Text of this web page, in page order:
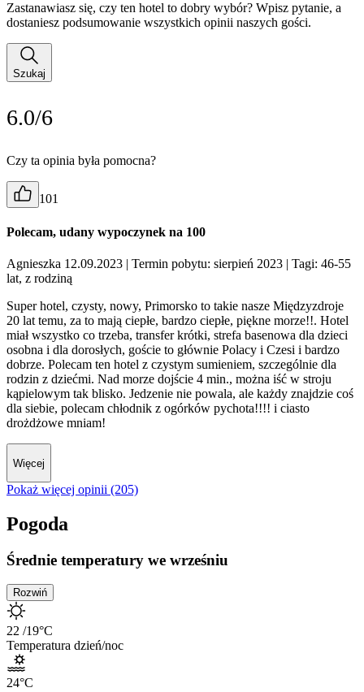
Zastanawiasz się, czy ten hotel to dobry wybór? Wpisz pytanie, a
dostaniesz podsumowanie wszystkich opinii naszych gości.
Szukaj
6.0/6
Czy ta opinia była pomocna?
101
Polecam, udany wypoczynek na 100
Agnieszka 12.09.2023 | Termin pobytu: sierpień 2023 | Tagi: 46-55
lat, z rodziną
Super hotel, czysty, nowy, Primorsko to takie nasze Międzyzdroje
20 lat temu, za to mają ciepłe, bardzo ciepłe, piękne morze!!. Hotel
miał wszystko co trzeba, transfer krótki, strefa basenowa dla dzieci
osobna i dla dorosłych, goście to głównie Polacy i Czesi i bardzo
dobrze. Polecam ten hotel z czystym sumieniem, szczególnie dla
rodzin z dziećmi. Nad morze dojście 4 min., można iść w stroju
kąpielowym tak blisko. Jedzenie nie powala, ale każdy znajdzie coś
dla siebie, polecam chłodnik z ogórków pychota!!!! i ciasto
drożdżowe mniam!
Więcej
Pokaż więcej opinii (205)
Pogoda
Średnie temperatury we wrześniu
Rozwiń
22 /19°C
Temperatura dzień/noc
24°C